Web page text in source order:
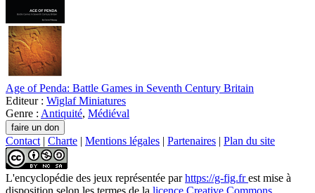
Age of Penda: Battle Games in Seventh Century Britain
Editeur : Wiglaf Miniatures
Genre : Antiquité, Médiéval
Contact | Charte | Mentions légales | Partenaires | Plan du site
L'encyclopédie des jeux représentée parhttps://g-fig.frest mise à